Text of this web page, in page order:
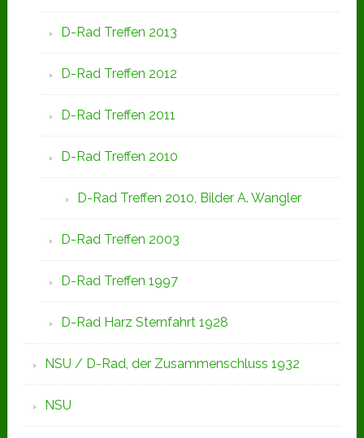
D-Rad Treffen 2013
D-Rad Treffen 2012
D-Rad Treffen 2011
D-Rad Treffen 2010
D-Rad Treffen 2010, Bilder A. Wangler
D-Rad Treffen 2003
D-Rad Treffen 1997
D-Rad Harz Sternfahrt 1928
NSU / D-Rad, der Zusammenschluss 1932
NSU